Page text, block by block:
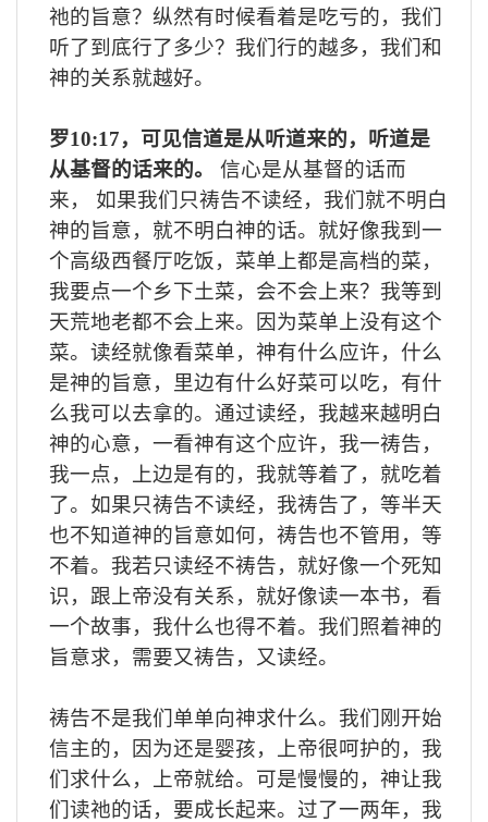
祂的旨意？纵然有时候看着是吃亏的，我们
听了到底行了多少？我们行的越多，我们和
神的关系就越好。
罗10:17，可见信道是从听道来的，听道是
从基督的话来的。
信心是从基督的话而
来，
如果我们只祷告不读经，我们就不明白
神的旨意，就不明白神的话。就好像我到一
个高级西餐厅吃饭，菜单上都是高档的菜，
我要点一个乡下土菜，会不会上来？我等到
天荒地老都不会上来。因为菜单上没有这个
菜。读经就像看菜单，神有什么应许，什么
是神的旨意，里边有什么好菜可以吃，有什
么我可以去拿的。通过读经，我越来越明白
神的心意，一看神有这个应许，我一祷告，
我一点，上边是有的，我就等着了，就吃着
了。如果只祷告不读经，我祷告了，等半天
也不知道神的旨意如何，祷告也不管用，等
不着。我若只读经不祷告，就好像一个死知
识，跟上帝没有关系，就好像读一本书，看
一个故事，我什么也得不着。我们照着神的
旨意求，需要又祷告，又读经。
祷告不是我们单单向神求什么。我们刚开始
信主的，因为还是婴孩，上帝很呵护的，我
们求什么，上帝就给。可是慢慢的，神让我
们读祂的话，要成长起来。过了一两年，我